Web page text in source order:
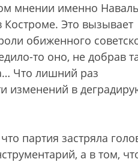
мнении именно
Это вызывает
обиженного
то оно, не добрав
Что лишний раз
изменений в
партия застряла
а в том,